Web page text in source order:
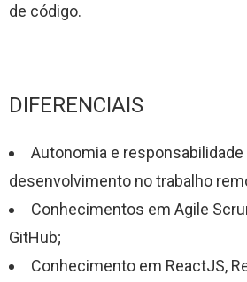
de código.
DIFERENCIAIS
Autonomia e responsabilidade
desenvolvimento no trabalho
Conhecimentos em Agile
GitHub;
Conhecimento em ReactJS,